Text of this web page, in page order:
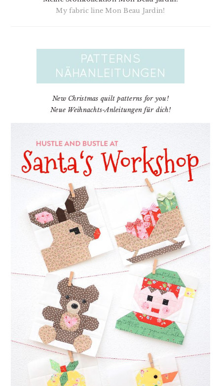
My fabric line Mon Beau Jardin!
New Christmas quilt patterns for you!
Neue Weihnachts-Anleitungen für dich!